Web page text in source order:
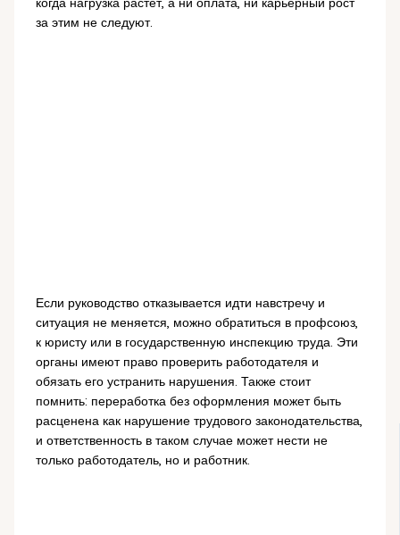
за этим не следуют.
Если руководство отказывается идти навстречу и
ситуация не меняется, можно обратиться в профсоюз,
к юристу или в государственную инспекцию труда. Эти
органы имеют право проверить работодателя и
обязать его устранить нарушения. Также стоит
помнить: переработка без оформления может быть
расценена как нарушение трудового законодательства,
и ответственность в таком случае может нести не
только работодатель, но и работник.